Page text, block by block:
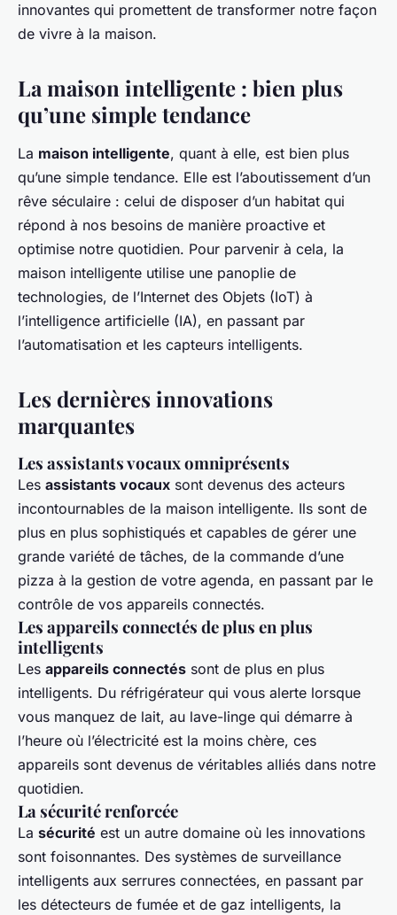
innovantes qui promettent de transformer notre façon
de vivre à la maison.
La maison intelligente : bien plus
qu’une simple tendance
La maison intelligente, quant à elle, est bien plus
qu’une simple tendance. Elle est l’aboutissement d’un
rêve séculaire : celui de disposer d’un habitat qui
répond à nos besoins de manière proactive et
optimise notre quotidien. Pour parvenir à cela, la
maison intelligente utilise une panoplie de
technologies, de l’Internet des Objets (IoT) à
l’intelligence artificielle (IA), en passant par
l’automatisation et les capteurs intelligents.
Les dernières innovations
marquantes
Les assistants vocaux omniprésents
Les assistants vocaux sont devenus des acteurs
incontournables de la maison intelligente. Ils sont de
plus en plus sophistiqués et capables de gérer une
grande variété de tâches, de la commande d’une
pizza à la gestion de votre agenda, en passant par le
contrôle de vos appareils connectés.
Les appareils connectés de plus en plus
intelligents
Les appareils connectés sont de plus en plus
intelligents. Du réfrigérateur qui vous alerte lorsque
vous manquez de lait, au lave-linge qui démarre à
l’heure où l’électricité est la moins chère, ces
appareils sont devenus de véritables alliés dans notre
quotidien.
La sécurité renforcée
La sécurité est un autre domaine où les innovations
sont foisonnantes. Des systèmes de surveillance
intelligents aux serrures connectées, en passant par
les détecteurs de fumée et de gaz intelligents, la